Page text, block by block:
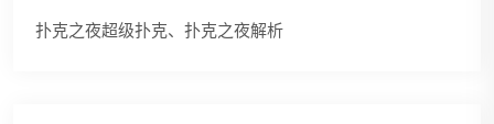
扑克之夜超级扑克、扑克之夜解析